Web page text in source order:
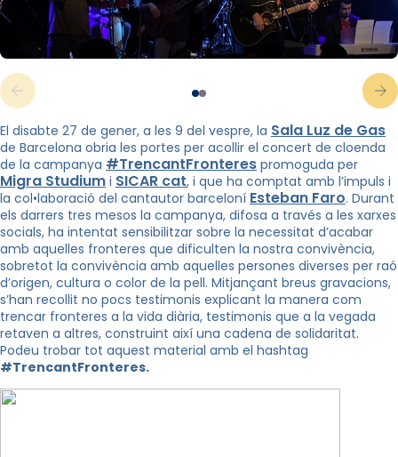
El disabte 27 de gener, a les 9 del vespre, la Sala Luz de Gas
de Barcelona obria les portes per acollir el concert de cloenda
de la campanya #TrencantFronteres promoguda per
Migra Studium i SICAR cat, i que ha comptat amb l’impuls i
la col•laboració del cantautor barceloní Esteban Faro. Durant
els darrers tres mesos la campanya, difosa a través a les xarxes
socials, ha intentat sensibilitzar sobre la necessitat d’acabar
amb aquelles fronteres que dificulten la nostra convivència,
sobretot la convivència amb aquelles persones diverses per raó
d’origen, cultura o color de la pell. Mitjançant breus gravacions,
s’han recollit no pocs testimonis explicant la manera com
trencar fronteres a la vida diària, testimonis que a la vegada
retaven a altres, construint així una cadena de solidaritat.
Podeu trobar tot aquest material amb el hashtag
#TrencantFronteres.